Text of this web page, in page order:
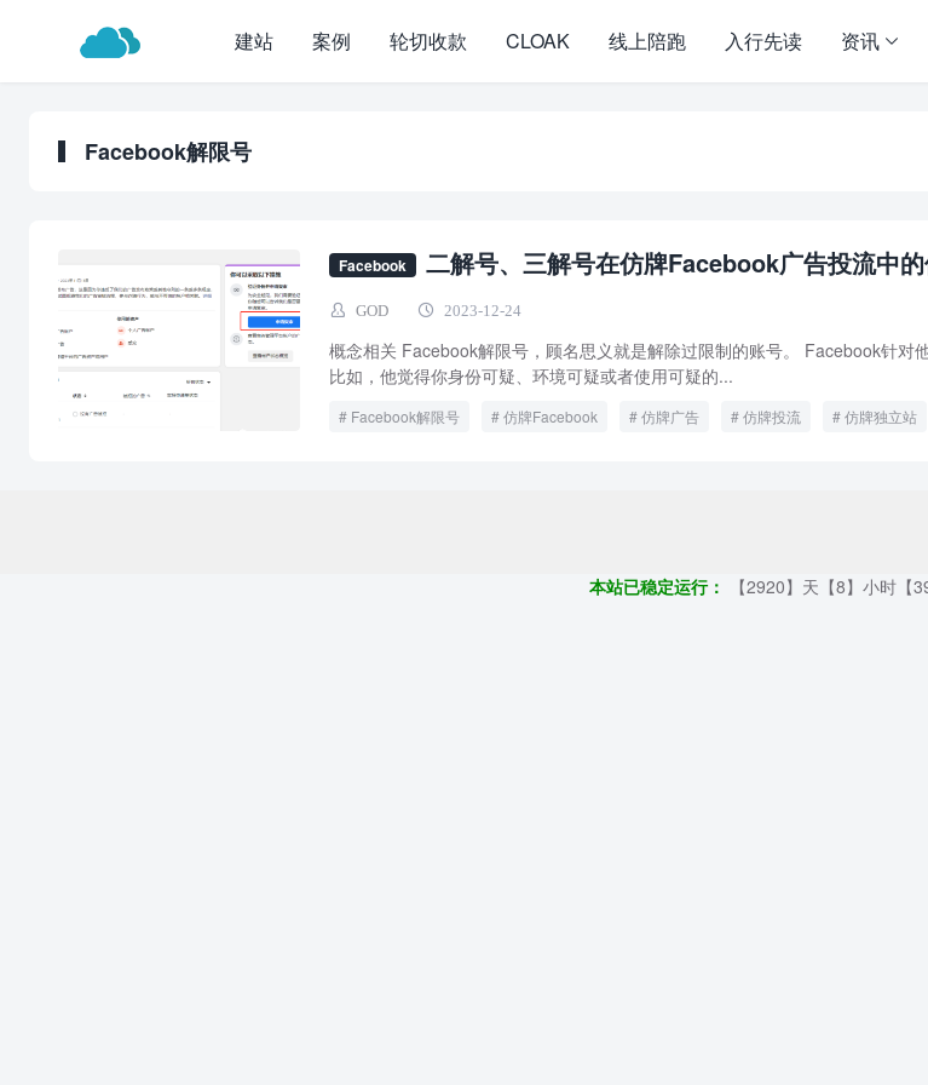
建站 案例 轮切收款 CLOAK 线上陪跑 入行先读 资讯
Facebook解限号
Facebook 二解号、三解号在仿牌Facebook广告投流中
GOD 2023-12-24
概念相关 Facebook解限号，顾名思义就是解除过限制的账号。 Facebook针对
比如，他觉得你身份可疑、环境可疑或者使用可疑的...
Facebook解限号 仿牌Facebook 仿牌广告 仿牌投流 仿牌独立站
本站已稳定运行： 【2920】天【8】小时【